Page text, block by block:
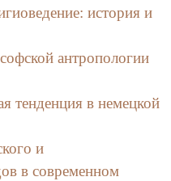
история и
антропологии
тенденция в немецкой
и
в современном